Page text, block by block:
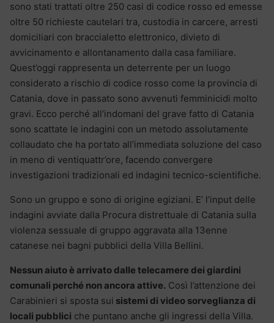
sono stati trattati oltre 250 casi di codice rosso ed emesse
oltre 50 richieste cautelari tra, custodia in carcere, arresti
domiciliari con braccialetto elettronico, divieto di
avvicinamento e allontanamento dalla casa familiare.
Quest’oggi rappresenta un deterrente per un luogo
considerato a rischio di codice rosso come la provincia di
Catania, dove in passato sono avvenuti femminicidi molto
gravi. Ecco perché all’indomani del grave fatto di Catania
sono scattate le indagini con un metodo assolutamente
collaudato che ha portato all’immediata soluzione del caso
in meno di ventiquattr’ore, facendo convergere
investigazioni tradizionali ed indagini tecnico-scientifiche.
Sono un gruppo e sono di origine egiziani. E’ l’input delle
indagini avviate dalla Procura distrettuale di Catania sulla
violenza sessuale di gruppo aggravata alla 13enne
catanese nei bagni pubblici della Villa Bellini.
Nessun aiuto è arrivato dalle telecamere dei giardini
comunali perché non ancora attive. Così l’attenzione dei
Carabinieri si sposta sui sistemi di video sorveglianza di
locali pubblici che puntano anche gli ingressi della Villa.